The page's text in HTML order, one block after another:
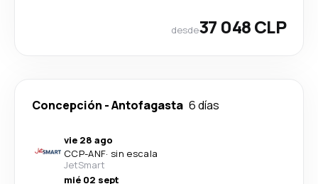
desde37 048 CLP
Concepción -Antofagasta 6 días
vie 28 ago
CCP-ANF· sin escala
JetSmart
mié 02 sept